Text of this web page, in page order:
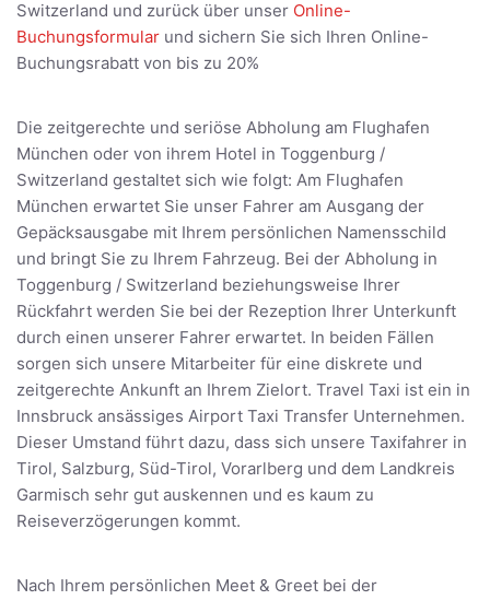
Switzerland und zurück über unser Online-
Buchungsformular und sichern Sie sich Ihren Online-
Buchungsrabatt von bis zu 20%
Die zeitgerechte und seriöse Abholung am Flughafen
München oder von ihrem Hotel in Toggenburg /
Switzerland gestaltet sich wie folgt: Am Flughafen
München erwartet Sie unser Fahrer am Ausgang der
Gepäcksausgabe mit Ihrem persönlichen Namensschild
und bringt Sie zu Ihrem Fahrzeug. Bei der Abholung in
Toggenburg / Switzerland beziehungsweise Ihrer
Rückfahrt werden Sie bei der Rezeption Ihrer Unterkunft
durch einen unserer Fahrer erwartet. In beiden Fällen
sorgen sich unsere Mitarbeiter für eine diskrete und
zeitgerechte Ankunft an Ihrem Zielort. Travel Taxi ist ein in
Innsbruck ansässiges Airport Taxi Transfer Unternehmen.
Dieser Umstand führt dazu, dass sich unsere Taxifahrer in
Tirol, Salzburg, Süd-Tirol, Vorarlberg und dem Landkreis
Garmisch sehr gut auskennen und es kaum zu
Reiseverzögerungen kommt.
Nach Ihrem persönlichen Meet & Greet bei der